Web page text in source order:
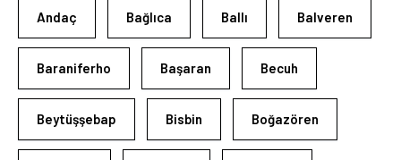
Andaç Bağlıca Ballı Balveren
Baraniferho Başaran Becuh
Beytüşşebap Bisbin Boğazören